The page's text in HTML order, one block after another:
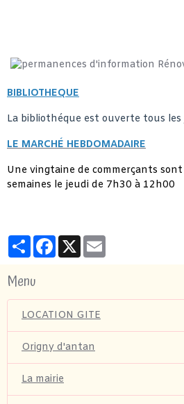
BIBLIOTHEQUE
La bibliothéque est ouverte tous
LE MARCHÉ HEBDOMADAIRE
Une vingtaine de commerçants
semaines le jeudi de 7h30 à 12h00
PartagerFacebook
X
Menu
LOCATION GITE
Origny d'antan
La mairie